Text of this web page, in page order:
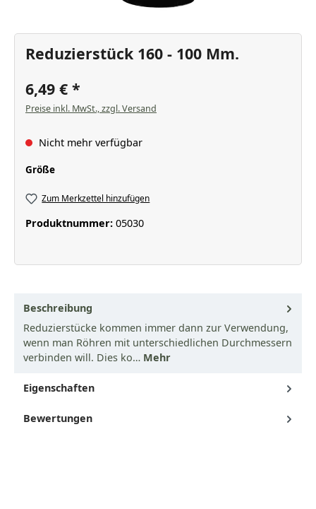
Reduzierstück 160 - 100 Mm.
6,49 €
Preise inkl. MwSt., zzgl. Versand
Nicht mehr verfügbar
Größeauswählen
Zum Merkzettel hinzufügen
Produktnummer: 05030
Beschreibung
Reduzierstücke kommen immer dann zur Verwendung,
wenn man Röhren mit unterschiedlichen Durchmessern
verbinden will. Dies ko… Mehr
Eigenschaften
Bewertungen